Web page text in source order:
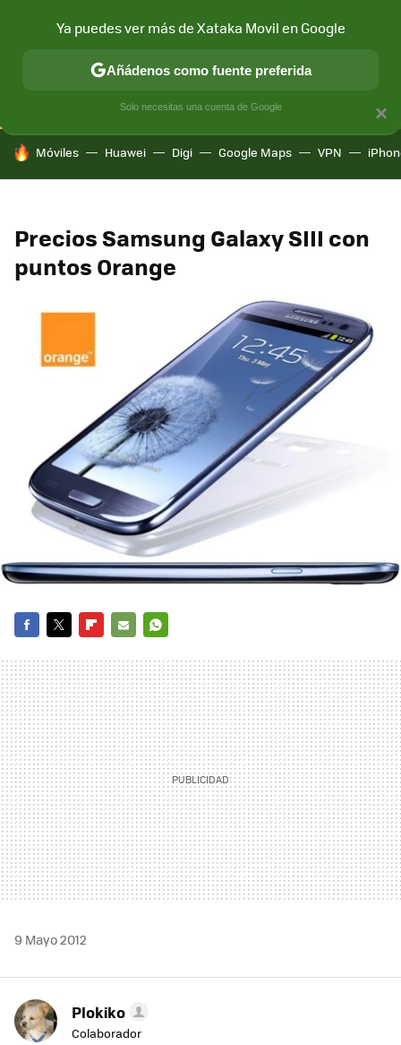
CONECTIVIDAD MÓVIL Y SOCIEDAD APLICACIONES
HOY SE HABLA DE
Móviles Huawei Digi Google Maps VPN
Precios Samsung Galaxy SIII con
puntos Orange
MAIL
9 Mayo 2012
Plokiko
Colaborador
×
Ya puedes ver más de Xataka Movil en Google
Añádenos como fuente preferida
Solo necesitas una cuenta de Google